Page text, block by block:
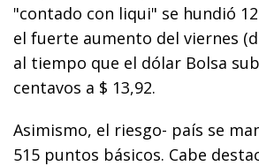
"contado con liqui" se hundió
el fuerte aumento del viernes
al tiempo que el dólar Bolsa
centavos a $ 13,92.
Asimismo, el riesgo- país se
515 puntos básicos. Cabe